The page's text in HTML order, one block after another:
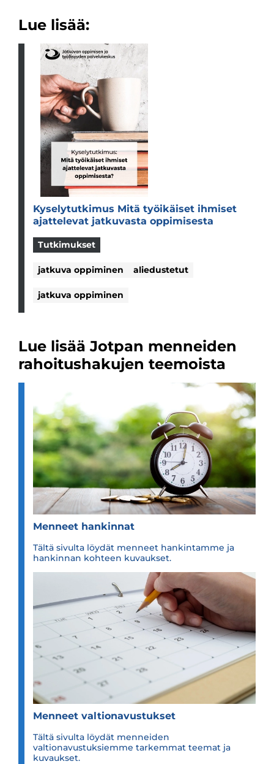
Lue lisää:
Kyse­ly­tut­ki­mus Mitä työi­käi­set ihmi­set
ajat­te­le­vat jat­ku­vasta oppi­mi­sesta
Tutkimukset
jatkuva oppiminen aliedustetut
jatkuva oppiminen
Lue lisää Jotpan menneiden
rahoitushakujen teemoista
Men­neet han­kin­nat
Tältä sivulta löydät menneet hankintamme ja
hankinnan kohteen kuvaukset.
Men­neet val­tio­na­vus­tuk­set
Tältä sivulta löydät menneiden
valtionavustuksiemme tarkemmat teemat ja
kuvaukset.